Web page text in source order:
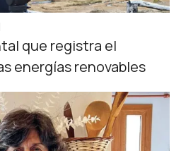
que registra el
energías renovables